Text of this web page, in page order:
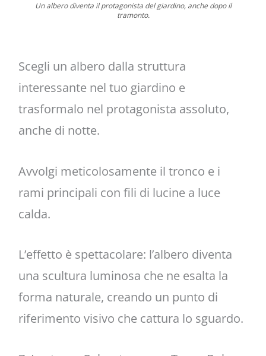
Un albero diventa il protagonista del giardino, anche dopo il
tramonto.
Scegli un albero dalla struttura
interessante nel tuo giardino e
trasformalo nel protagonista assoluto,
anche di notte.
Avvolgi meticolosamente il tronco e i
rami principali con fili di lucine a luce
calda.
L’effetto è spettacolare: l’albero diventa
una scultura luminosa che ne esalta la
forma naturale, creando un punto di
riferimento visivo che cattura lo sguardo.